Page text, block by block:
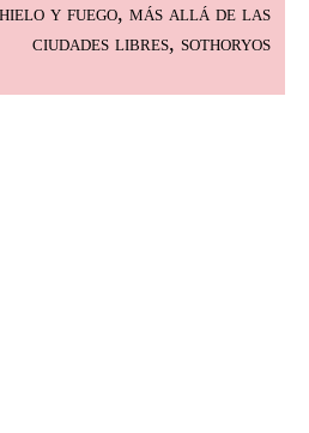
y fuego, más allá de las
ciudades libres, sothoryos